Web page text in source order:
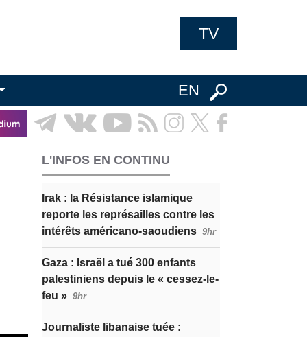
TV
EN
L'INFOS EN CONTINU
Irak : la Résistance islamique
reporte les représailles contre les
intérêts américano-saoudiens 9hr
Gaza : Israël a tué 300 enfants
palestiniens depuis le « cessez-le-
feu » 9hr
Journaliste libanaise tuée :